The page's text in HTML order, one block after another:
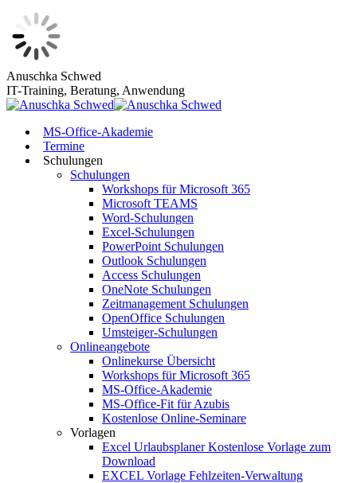
Zum
Inhalt
springen
Anuschka Schwed
IT-Training, Beratung, Anwendung
MS-Office-Akademie
Termine
Schulungen
Schulungen
Workshops für Microsoft 365
Microsoft TEAMS
Word-Schulungen
Excel-Schulungen
PowerPoint Schulungen
Outlook Schulungen
Access Schulungen
OneNote Schulungen
Zeitmanagement Schulungen
OpenOffice Schulungen
Umsteiger-Schulungen
Onlineangebote
Onlinekurse Übersicht
Workshops für Microsoft 365
MS-Office-Akademie
MS-Office-Fit für Azubis
Kostenlose Online-Seminare
Vorlagen
Excel Urlaubsplaner Kostenlose Vorlage zum
Download
EXCEL Vorlage Fehlzeiten-Verwaltung